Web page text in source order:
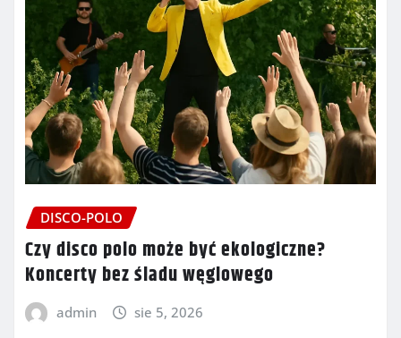
DISCO-POLO
Czy disco polo może być ekologiczne?
Koncerty bez śladu węglowego
admin sie 5, 2026